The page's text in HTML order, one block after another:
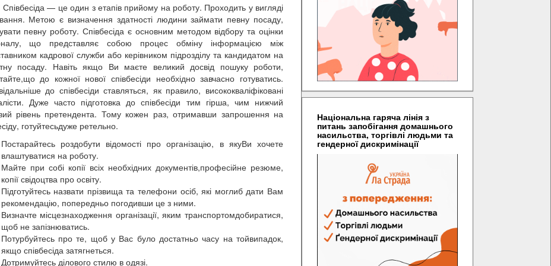
— це один з етапів прийому на роботу. Проходить у вигляді
Метою є визначення здатності людини займати певну посаду,
певну роботу. Співбесіда є основним методом відбору та оцінки
що представляє собою процес обміну інформацією між
кадрової служби або керівником підрозділу та кандидатом на
посаду. Навіть якщо Ви маєте великий досвід пошуку роботи,
до кожної нової співбесіди необхідно завчасно готуватись.
до співбесіди ставляться, як правило, висококваліфіковані
Дуже часто підготовка до співбесіди тим гірша, чим нижчий
рівень претендента. Тому кожен раз, отримавши запрошення на
готуйтесьдуже ретельно.
Постарайтесь роздобути відомості про організацію, в якуВи хочете
влаштуватися на роботу.
Майте при собі копії всіх необхідних документів,професійне резюме,
копії свідоцтва про освіту.
Підготуйтесь назвати прізвища та телефони осіб, які моглиб дати Вам
рекомендацію, попередньо погодивши це з ними.
Визначте місцезнаходження організації, яким транспортомдобиратися,
щоб не запізнюватись.
Потурбуйтесь про те, щоб у Вас було достатньо часу на тойвипадок,
якщо співбесіда затягнеться.
Дотримуйтесь ділового стилю в одязі.
Національна гаряча лінія з
питань запобігання домашнього
насильства, торгівлі людьми та
гендерної дискримінації